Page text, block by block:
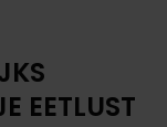
EETLUST